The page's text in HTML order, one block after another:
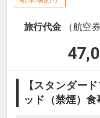
旅行代金
（航空
【スタンダー
ッド（禁煙）食